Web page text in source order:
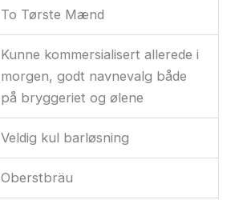
To Tørste Mænd
Kunne kommersialisert allerede i
morgen, godt navnevalg både
på bryggeriet og ølene
Veldig kul barløsning
Oberstbräu